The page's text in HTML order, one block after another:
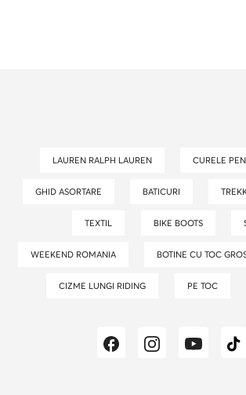
LAUREN RALPH LAUREN CURELE
GHID ASORTARE BATICURI
TEXTIL BIKE BOOTS
WEEKEND ROMANIA BOTINE CU TOC
CIZME LUNGI RIDING PE TOC